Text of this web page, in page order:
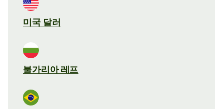
미국 달러
불가리아 레프